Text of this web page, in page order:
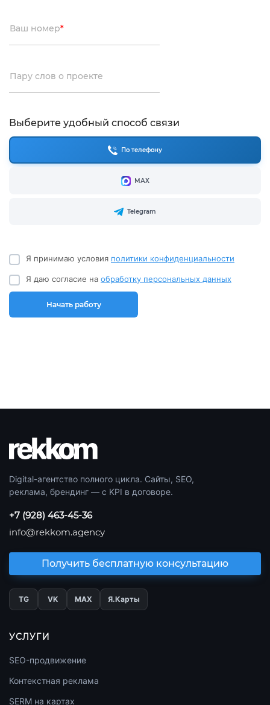
Ваш номер*
Пару слов о проекте
Выберите удобный способ связи
По телефону
МАХ
Telegram
Я принимаю условия политики конфиденциальности
Я даю согласие на обработку персональных данных
Начать работу
Digital-агентство полного цикла. Сайты, SEO,
реклама, брендинг — с KPI в договоре.
+7 (928) 463-45-36
info@rekkom.agency
Получить бесплатную консультацию
TG VK МАХ Я.Карты
УСЛУГИ
SEO-продвижение
Контекстная реклама
SERM на картах